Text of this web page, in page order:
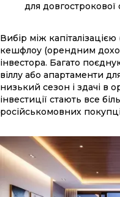
для
Вибір між
кешфлоу (орендним
інвестора. Багато
віллу або апартаменти
низький сезон і здачі в
інвестиції стають все
російськомовних